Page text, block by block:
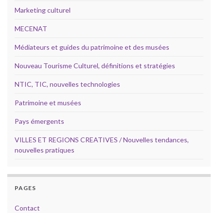
Marketing culturel
MECENAT
Médiateurs et guides du patrimoine et des musées
Nouveau Tourisme Culturel, définitions et stratégies
NTIC, TIC, nouvelles technologies
Patrimoine et musées
Pays émergents
VILLES ET REGIONS CREATIVES / Nouvelles tendances,
nouvelles pratiques
PAGES
Contact